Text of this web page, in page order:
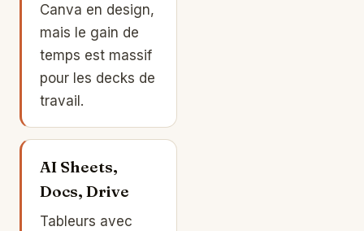
Canva en design,
mais le gain de
temps est massif
pour les decks de
travail.
AI Sheets,
Docs, Drive
Tableurs avec